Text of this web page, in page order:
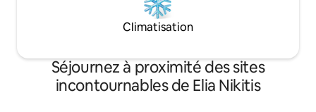
Climatisation
Séjournez à proximité des sites
incontournables de Elia Nikitis